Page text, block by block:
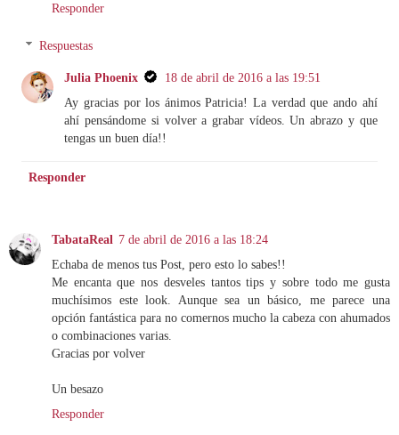
Responder
Respuestas
Julia Phoenix
18 de abril de 2016 a las 19:51
Ay gracias por los ánimos Patricia! La verdad que ando ahí
ahí pensándome si volver a grabar vídeos. Un abrazo y que
tengas un buen día!!
Responder
TabataReal 7 de abril de 2016 a las 18:24
Echaba de menos tus Post, pero esto lo sabes!!
Me encanta que nos desveles tantos tips y sobre todo me gusta
muchísimos este look. Aunque sea un básico, me parece una
opción fantástica para no comernos mucho la cabeza con ahumados
o combinaciones varias.
Gracias por volver
Un besazo
Responder